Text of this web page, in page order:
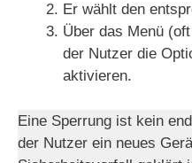
Er wählt den
Über das Menü
der Nutzer die
aktivieren.
Eine Sperrung ist kein
der Nutzer ein neues